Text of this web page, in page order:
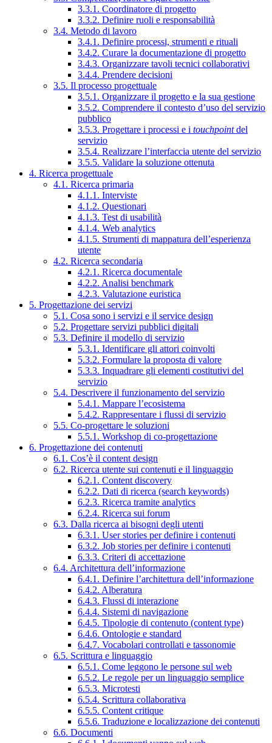
3.3.1. Coordinatore di progetto
3.3.2. Definire ruoli e responsabilità
3.4. Metodo di lavoro
3.4.1. Definire processi, strumenti e rituali
3.4.2. Curare la documentazione di progetto
3.4.3. Organizzare tavoli tecnici collaborativi
3.4.4. Prendere decisioni
3.5. Il processo progettuale
3.5.1. Organizzare il progetto e la sua gestione
3.5.2. Comprendere il contesto d’uso del servizio
pubblico
3.5.3. Progettare i processi e i touchpointdel
servizio
3.5.4. Realizzare l’interfaccia utente del servizio
3.5.5. Validare la soluzione ottenuta
4. Ricerca progettuale
4.1. Ricerca primaria
4.1.1. Interviste
4.1.2. Questionari
4.1.3. Test di usabilità
4.1.4. Web analytics
4.1.5. Strumenti di mappatura dell’esperienza
utente
4.2. Ricerca secondaria
4.2.1. Ricerca documentale
4.2.2. Analisi benchmark
4.2.3. Valutazione euristica
5. Progettazione dei servizi
5.1. Cosa sono i servizi e il service design
5.2. Progettare servizi pubblici digitali
5.3. Definire il modello di servizio
5.3.1. Identificare gli attori coinvolti
5.3.2. Formulare la proposta di valore
5.3.3. Inquadrare gli elementi costitutivi del
servizio
5.4. Descrivere il funzionamento del servizio
5.4.1. Mappare l’ecosistema
5.4.2. Rappresentare i flussi di servizio
5.5. Co-progettare le soluzioni
5.5.1. Workshop di co-progettazione
6. Progettazione dei contenuti
6.1. Cos’è il content design
6.2. Ricerca utente sui contenuti e il linguaggio
6.2.1. Content discovery
6.2.2. Dati di ricerca (search keywords)
6.2.3. Ricerca tramite analytics
6.2.4. Ricerca sui forum
6.3. Dalla ricerca ai bisogni degli utenti
6.3.1. User stories per definire i contenuti
6.3.2. Job stories per definire i contenuti
6.3.3. Criteri di accettazione
6.4. Architettura dell’informazione
6.4.1. Definire l’architettura dell’informazione
6.4.2. Alberatura
6.4.3. Flussi di interazione
6.4.4. Sistemi di navigazione
6.4.5. Tipologie di contenuto (content type)
6.4.6. Ontologie e standard
6.4.7. Vocabolari controllati e tassonomie
6.5. Scrittura e linguaggio
6.5.1. Come leggono le persone sul web
6.5.2. Le regole per un linguaggio semplice
6.5.3. Microtesti
6.5.4. Scrittura collaborativa
6.5.5. Content critique
6.5.6. Traduzione e localizzazione dei contenuti
6.6. Documenti